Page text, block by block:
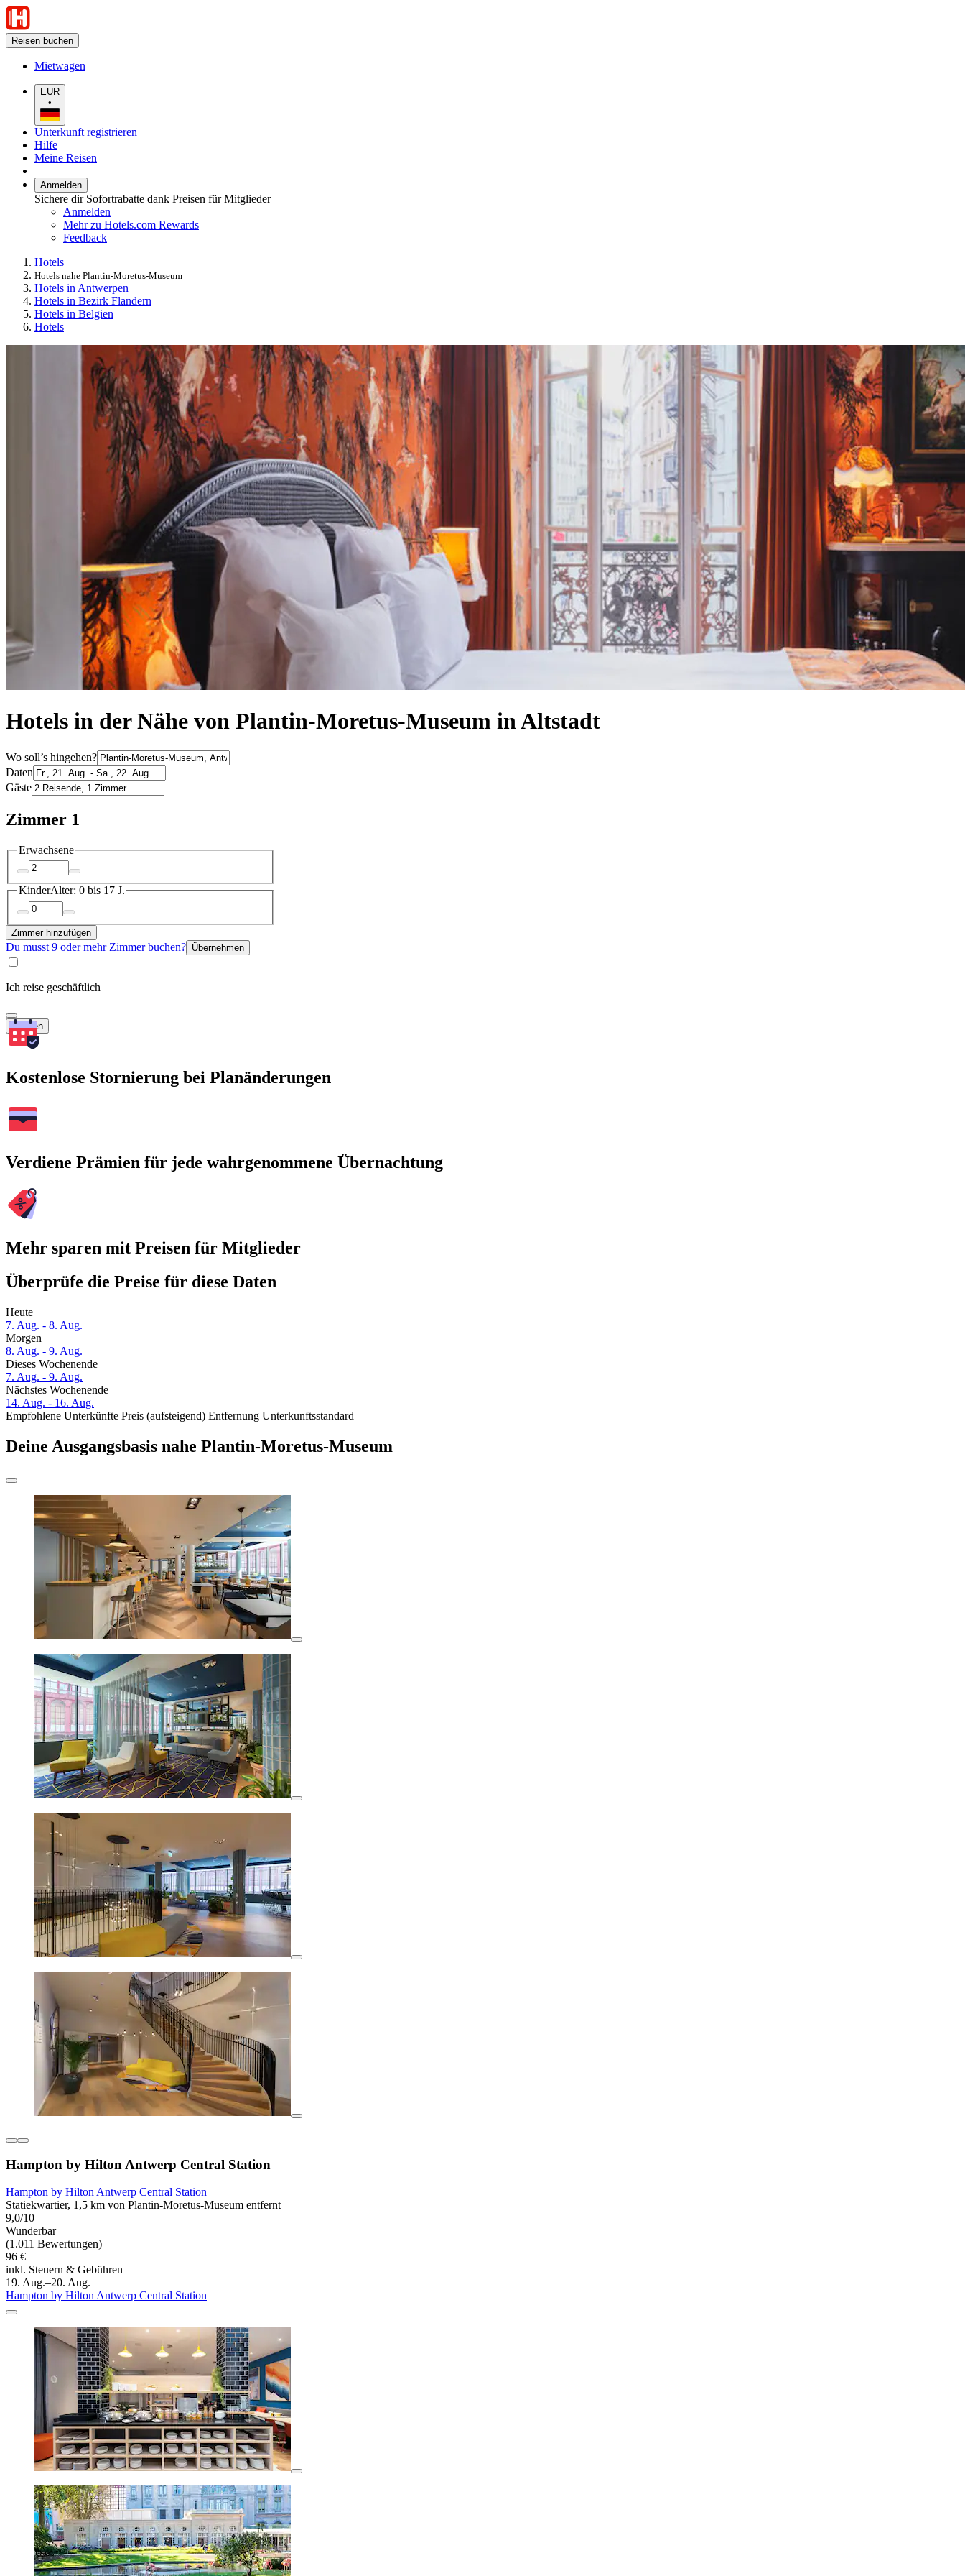
Reisen buchen
Mietwagen
EUR
•
Unterkunft registrieren
Hilfe
Meine Reisen
Anmelden
Sichere dir Sofortrabatte dank Preisen für Mitglieder
Anmelden
Mehr zu Hotels.com Rewards
Feedback
Hotels
Hotels nahe Plantin-Moretus-Museum
Hotels in Antwerpen
Hotels in Bezirk Flandern
Hotels in Belgien
Hotels
Hotels in der Nähe von Plantin-Moretus-Museum in Altstadt
Wo soll’s hingehen?
Daten
Gäste
Zimmer 1
Erwachsene
KinderAlter: 0 bis 17 J.
Zimmer hinzufügen
Du musst 9 oder mehr Zimmer buchen? Übernehmen
Ich reise geschäftlich
Suchen
Kostenlose Stornierung bei Planänderungen
Verdiene Prämien für jede wahrgenommene Übernachtung
Mehr sparen mit Preisen für Mitglieder
Überprüfe die Preise für diese Daten
Heute
7. Aug. - 8. Aug.
Morgen
8. Aug. - 9. Aug.
Dieses Wochenende
7. Aug. - 9. Aug.
Nächstes Wochenende
14. Aug. - 16. Aug.
Empfohlene Unterkünfte Preis (aufsteigend) Entfernung Unterkunftsstandard
Deine Ausgangsbasis nahe Plantin-Moretus-Museum
Hampton by Hilton Antwerp Central Station
Hampton by Hilton Antwerp Central Station
Statiekwartier, 1,5 km von Plantin-Moretus-Museum entfernt
9,0/10
Wunderbar
(1.011 Bewertungen)
96 €
inkl. Steuern & Gebühren
19. Aug.–20. Aug.
Hampton by Hilton Antwerp Central Station